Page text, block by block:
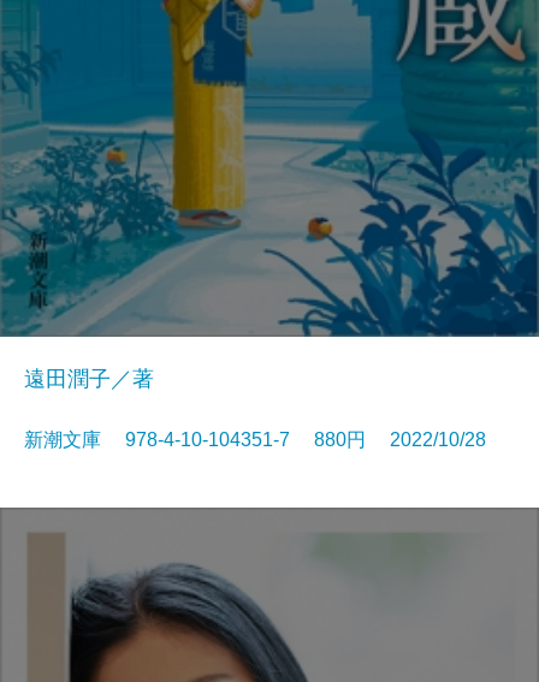
遠田潤子／著
新潮文庫 978-4-10-104351-7 880円 2022/10/28